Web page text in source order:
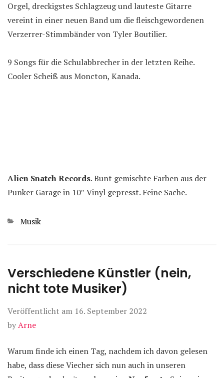
Orgel, dreckigstes Schlagzeug und lauteste Gitarre
vereint in einer neuen Band um die fleischgewordenen
Verzerrer-Stimmbänder von Tyler Boutilier.
9 Songs für die Schulabbrecher in der letzten Reihe.
Cooler Scheiß aus Moncton, Kanada.
Alien Snatch Records. Bunt gemischte Farben aus der
Punker Garage in 10″ Vinyl gepresst. Feine Sache.
Kategorien
Musik
Verschiedene Künstler (nein,
nicht tote Musiker)
Veröffentlicht am 16. September 2022
byArne
Warum finde ich einen Tag, nachdem ich davon gelesen
habe, dass diese Viecher sich nun auch in unseren